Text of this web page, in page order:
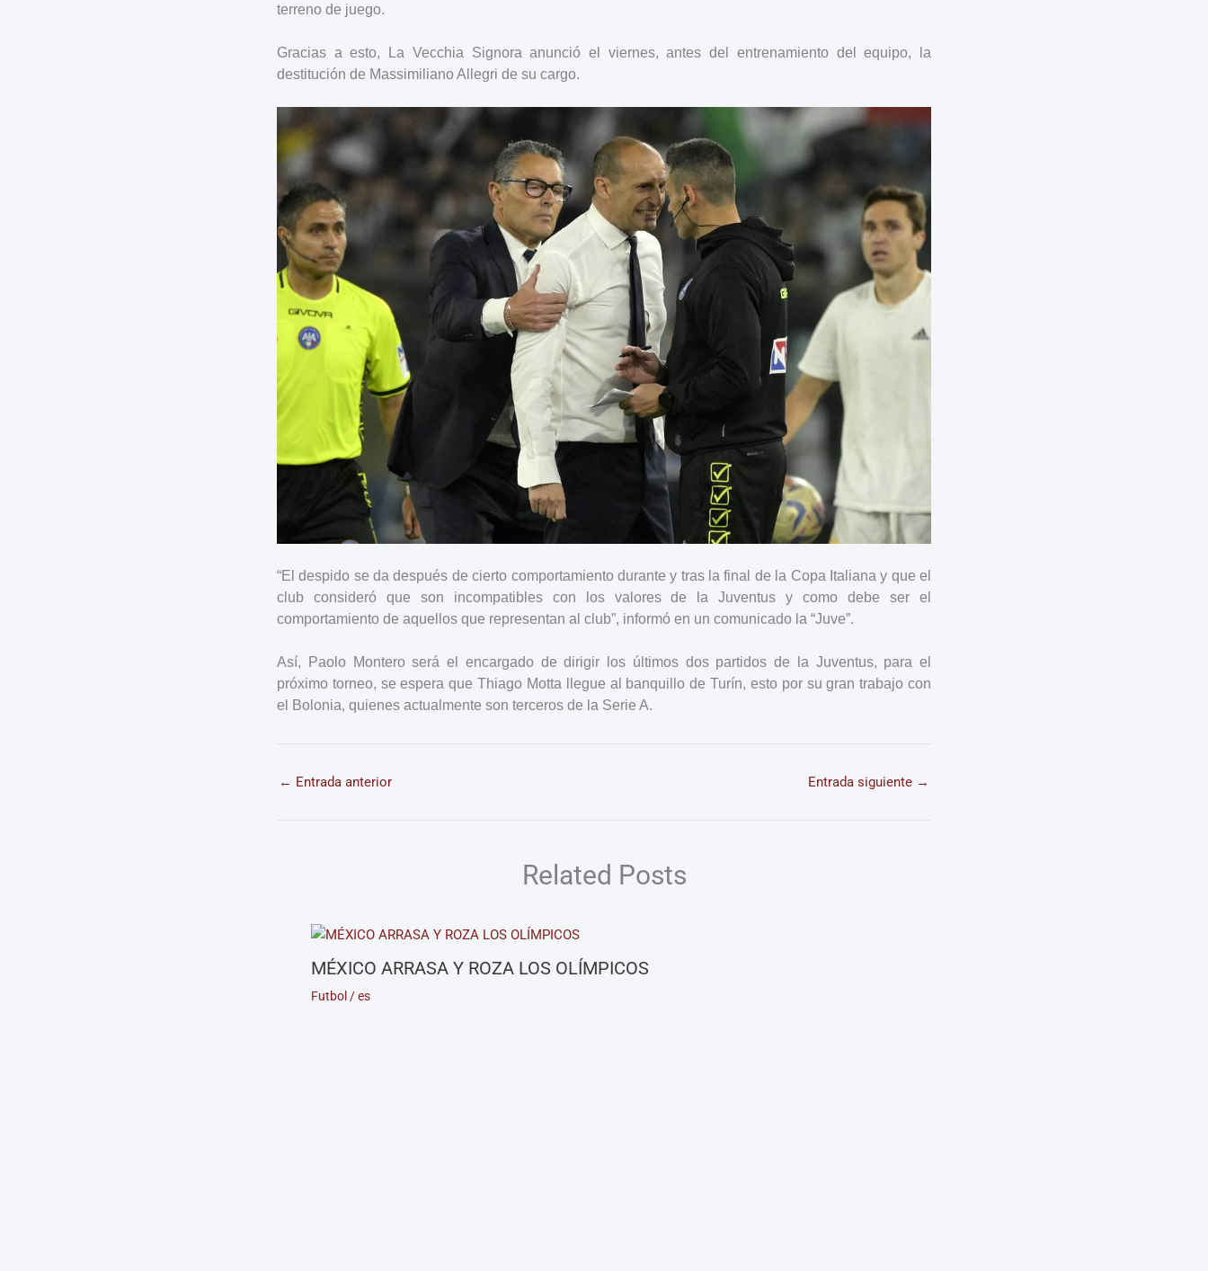
terreno de juego.
Gracias a esto, La Vecchia Signora anunció el viernes, antes del entrenamiento del equipo, la
destitución de Massimiliano Allegri de su cargo.
“El despido se da después de cierto comportamiento durante y tras la final de la Copa Italiana y que el
club consideró que son incompatibles con los valores de la Juventus y como debe ser el
comportamiento de aquellos que representan al club”, informó en un comunicado la “Juve”.
Así, Paolo Montero será el encargado de dirigir los últimos dos partidos de la Juventus, para el
próximo torneo, se espera que Thiago Motta llegue al banquillo de Turín, esto por su gran trabajo con
el Bolonia, quienes actualmente son terceros de la Serie A.
← Entrada anterior Entrada siguiente →
Related Posts
MÉXICO ARRASA Y ROZA LOS OLÍMPICOS
Futbol /es